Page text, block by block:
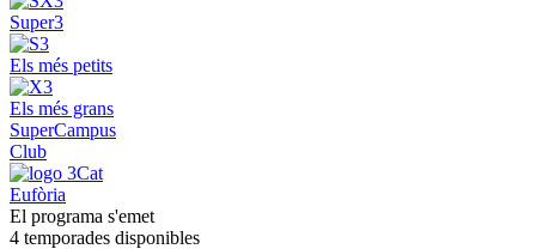
Super3
Els més petits
Els més grans
SuperCampus
Club
Eufòria
El programa s'emet
4 temporades disponibles